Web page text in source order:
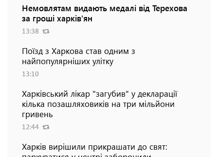
Немовлятам видають медалі від Терехова
за гроші харків'ян
13:38
Поїзд з Харкова став одним з
найпопулярніших улітку
13:10
Харківський лікар "загубив" у декларації
кілька позашляховиків на три мільйони
гривень
12:44
Харків вирішили прикрашати до свят: